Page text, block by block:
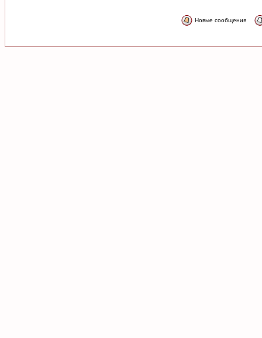
Новые сообщения